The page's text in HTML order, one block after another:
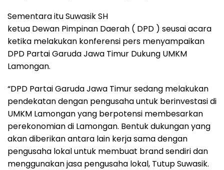
Sementara itu Suwasik SH
ketua Dewan Pimpinan Daerah ( DPD ) seusai acara
ketika melakukan konferensi pers menyampaikan
DPD Partai Garuda Jawa Timur Dukung UMKM
Lamongan.
“DPD Partai Garuda Jawa Timur sedang melakukan
pendekatan dengan pengusaha untuk berinvestasi di
UMKM Lamongan yang berpotensi membesarkan
perekonomian di Lamongan. Bentuk dukungan yang
akan diberikan antara lain kerja sama dengan
pengusaha lokal untuk membuat brand sendiri dan
menggunakan jasa pengusaha lokal, Tutup Suwasik.